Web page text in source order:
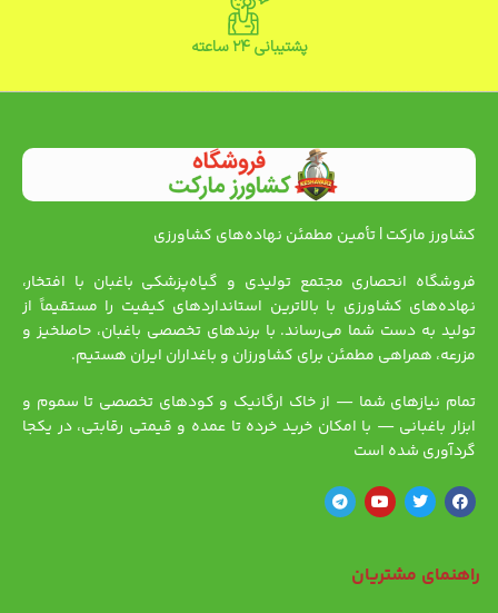
پشتیبانی ۲۴ ساعته
کشاورز مارکت | تأمین مطمئن نهاده‌های کشاورزی
فروشگاه انحصاری مجتمع تولیدی و گیاه‌پزشکی باغبان با افتخار،
نهاده‌های کشاورزی با بالاترین استانداردهای کیفیت را مستقیماً از
تولید به دست شما می‌رساند. با برندهای تخصصی باغبان، حاصلخیز و
مزرعه، همراهی مطمئن برای کشاورزان و باغداران ایران هستیم.
تمام نیازهای شما — از خاک ارگانیک و کودهای تخصصی تا سموم و
ابزار باغبانی — با امکان خرید خرده تا عمده و قیمتی رقابتی، در یکجا
گردآوری شده است
راهنمای مشتریان